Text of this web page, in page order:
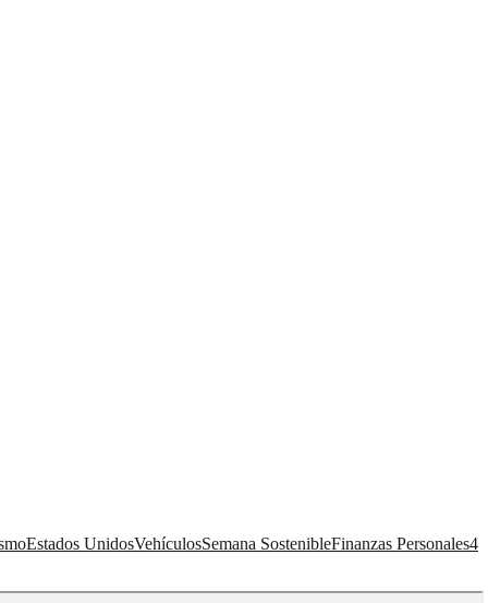
Estados UnidosVehículosSemana SostenibleFinanzas Personales4